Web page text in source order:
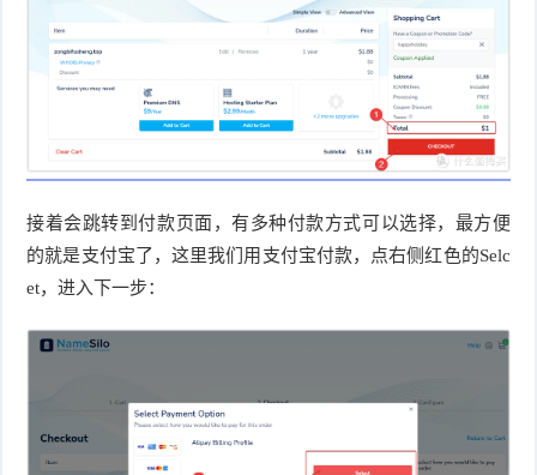
接着会跳转到付款页面，有多种付款方式可以选择，最方便
的就是支付宝了，这里我们用支付宝付款，点右侧红色的Selc
et，进入下一步：